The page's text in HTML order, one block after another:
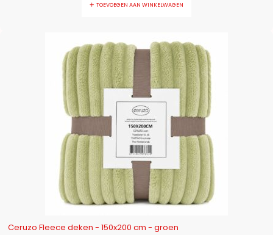
TOEVOEGEN AAN WINKELWAGEN
Ceruzo Fleece deken - 150x200 cm - groen